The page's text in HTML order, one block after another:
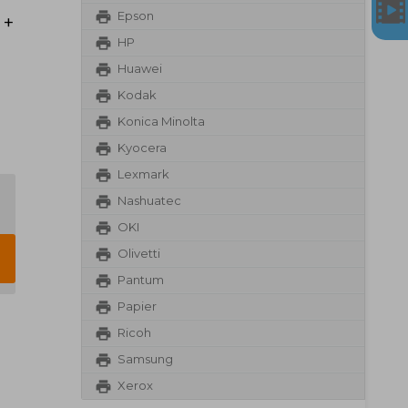
Epson
HP
Huawei
Kodak
Konica Minolta
Kyocera
Lexmark
Nashuatec
OKI
Olivetti
Pantum
Papier
Ricoh
Samsung
Xerox